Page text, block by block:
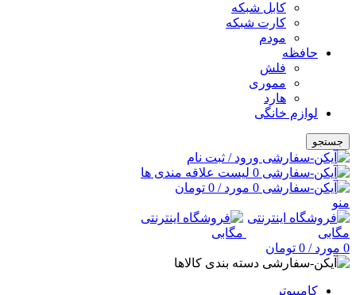
کابل شبکه
کارت شبکه
مودم
حافظه
فلش
مموری
هارد
لوازم خانگی
جستجو
ورود / ثبت نام
0 لیست علاقه مندی ها
0 مورد/
0 تومان
منو
0 مورد/
0 تومان
دسته بندی کالاها
کامپیوتر